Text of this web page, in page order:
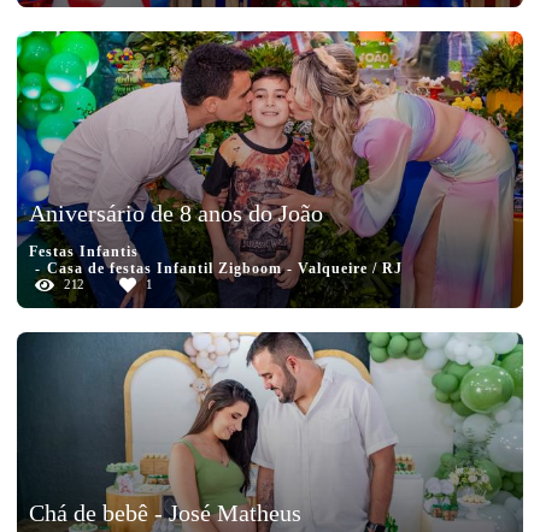
Aniversário de 8 anos do João
Festas Infantis
Casa de festas Infantil Zigboom - Valqueire / RJ
212 1
Chá de bebê - José Matheus